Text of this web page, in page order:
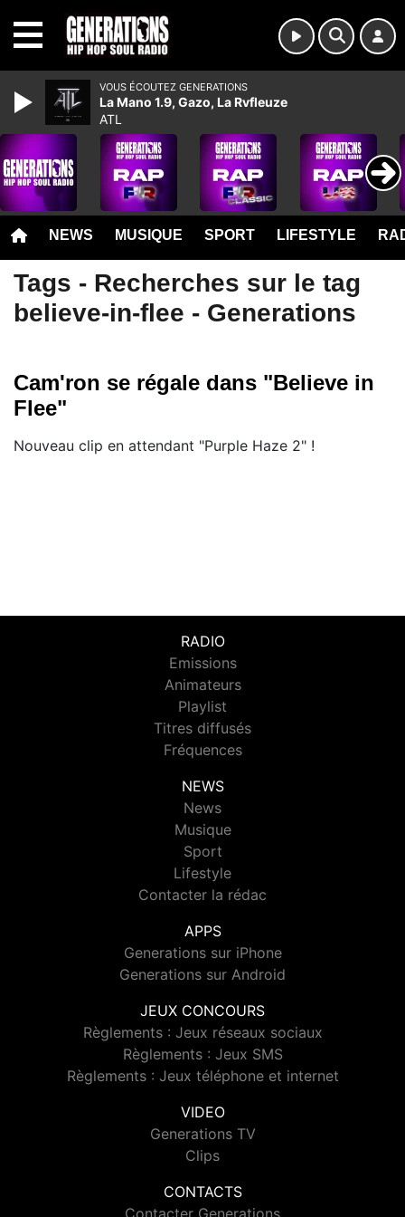
NEWS MUSIQUE SPORT LIFESTYLE
Tags - Recherches sur le tag
believe-in-flee - Generations
Cam'ron se régale dans "Believe in
Flee"
Nouveau clip en attendant "Purple Haze 2" !
RADIO
Emissions
Animateurs
Playlist
Titres diffusés
Fréquences
NEWS
News
Musique
Sport
Lifestyle
Contacter la rédac
APPS
Generations sur iPhone
Generations sur Android
JEUX CONCOURS
Règlements : Jeux réseaux sociaux
Règlements : Jeux SMS
Règlements : Jeux téléphone et internet
VIDEO
Generations TV
Clips
CONTACTS
VOUS ÉCOUTEZ GENERATIONS
La Mano 1.9, Gazo, La Rvfleuze
ATL